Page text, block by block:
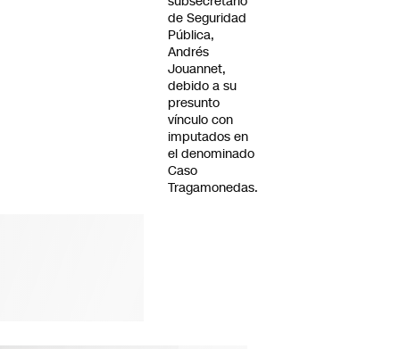
de Seguridad
Pública,
Andrés
Jouannet,
debido a su
presunto
vínculo con
imputados en
el denominado
Caso
Tragamonedas.